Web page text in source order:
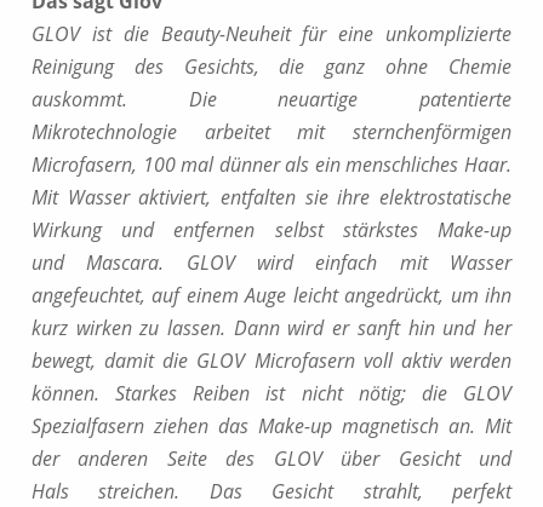
GLOV ist die Beauty-Neuheit für eine unkomplizierte
Reinigung des Gesichts, die ganz ohne Chemie
auskommt. Die neuartige patentierte
Mikrotechnologie arbeitet mit sternchenförmigen
Microfasern, 100 mal dünner als ein menschliches Haar.
Mit Wasser aktiviert, entfalten sie ihre elektrostatische
Wirkung und entfernen selbst stärkstes Make-up
und Mascara. GLOV wird einfach mit Wasser
angefeuchtet, auf einem Auge leicht angedrückt, um ihn
kurz wirken zu lassen. Dann wird er sanft hin und her
bewegt, damit die GLOV Microfasern voll aktiv werden
können. Starkes Reiben ist nicht nötig; die GLOV
Spezialfasern ziehen das Make-up magnetisch an. Mit
der anderen Seite des GLOV über Gesicht und
Hals streichen. Das Gesicht strahlt, perfekt